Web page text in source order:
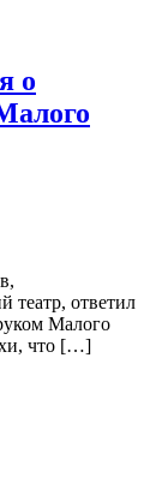
о
театр, ответил
Малого
что […]